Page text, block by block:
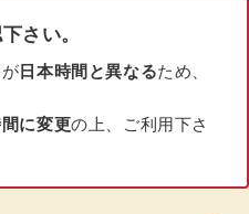
さい。
日本時間と異なるため、
に変更の上、ご利用下さ